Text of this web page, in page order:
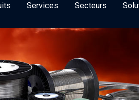
Services Secteurs